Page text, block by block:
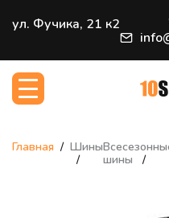
ул. Фучика, 21 к2
Главная Шины
шины